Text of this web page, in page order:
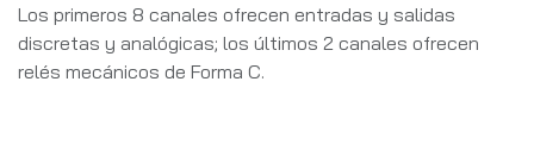
Los primeros 8 canales ofrecen entradas y salidas
discretas y analógicas; los últimos 2 canales ofrecen
relés mecánicos de Forma C.